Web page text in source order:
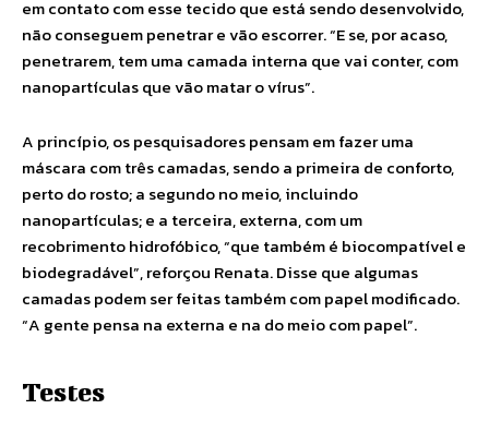
em contato com esse tecido que está sendo desenvolvido,
não conseguem penetrar e vão escorrer. “E se, por acaso,
penetrarem, tem uma camada interna que vai conter, com
nanopartículas que vão matar o vírus”.
A princípio, os pesquisadores pensam em fazer uma
máscara com três camadas, sendo a primeira de conforto,
perto do rosto; a segundo no meio, incluindo
nanopartículas; e a terceira, externa, com um
recobrimento hidrofóbico, “que também é biocompatível e
biodegradável”, reforçou Renata. Disse que algumas
camadas podem ser feitas também com papel modificado.
“A gente pensa na externa e na do meio com papel”.
Testes